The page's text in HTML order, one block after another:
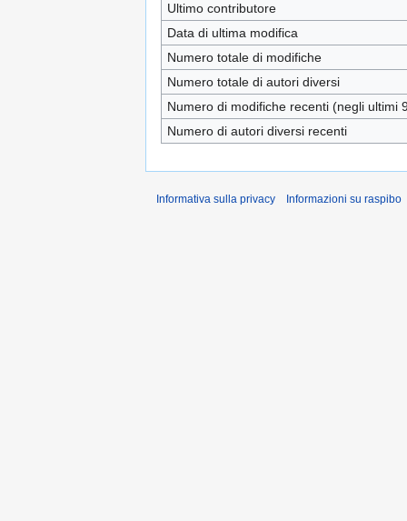
Ultimo contributore
Data di ultima modifica
Numero totale di modifiche
Numero totale di autori diversi
Numero di modifiche recenti (negli ultimi
Numero di autori diversi recenti
Informativa sulla privacy Informazioni su raspibo